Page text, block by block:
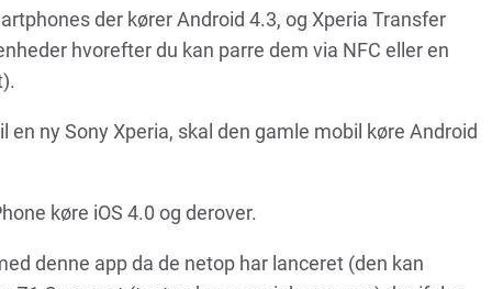
der kører Android 4.3, og Xperia Transfer
hvorefter du kan parre dem via NFC eller en
ny Sony Xperia, skal den gamle mobil køre Android
køre iOS 4.0 og derover.
denne app da de netop har lanceret (den kan